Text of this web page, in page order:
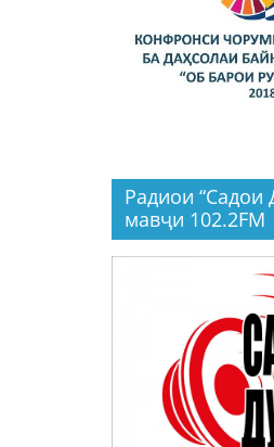
Радиои “Садои
мавҷи 102.2FM